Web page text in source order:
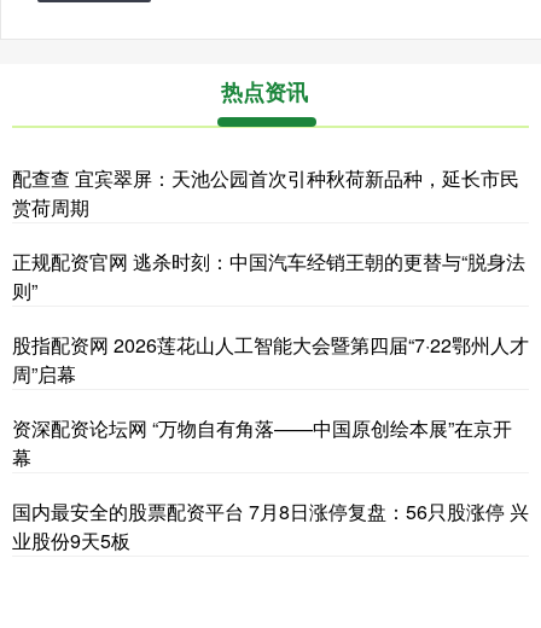
热点资讯
配查查 宜宾翠屏：天池公园首次引种秋荷新品种，延长市民
赏荷周期
正规配资官网 逃杀时刻：中国汽车经销王朝的更替与“脱身法
则”
股指配资网 2026莲花山人工智能大会暨第四届“7·22鄂州人才
周”启幕
资深配资论坛网 “万物自有角落——中国原创绘本展”在京开
幕
国内最安全的股票配资平台 7月8日涨停复盘：56只股涨停 兴
业股份9天5板